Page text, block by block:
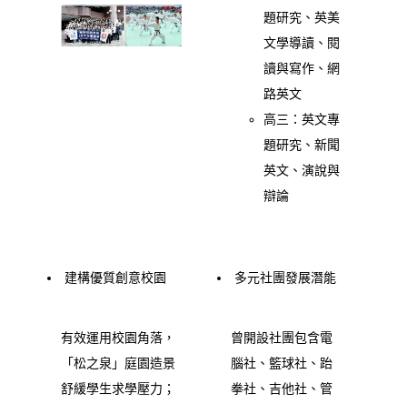
題研究、英美
文學導讀、閱
讀與寫作、網
路英文
高三：英文專
題研究、新聞
英文、演說與
辯論
建構優質創意校園
有效運用校園角落，
「松之泉」庭園造景
舒緩學生求學壓力；
多元社團發展潛能
曾開設社團包含電
腦社、籃球社、跆
拳社、吉他社、管